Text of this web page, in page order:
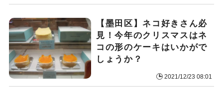
【墨田区】ネコ好きさん必
見！今年のクリスマスはネ
コの形のケーキはいかがで
しょうか？
2021/12/23 08:01